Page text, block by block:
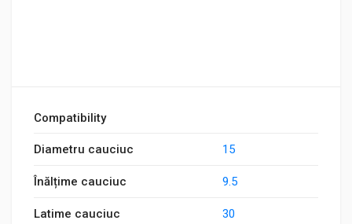
Compatibility
Diametru cauciuc 15
Înălțime cauciuc 9.5
Latime cauciuc 30